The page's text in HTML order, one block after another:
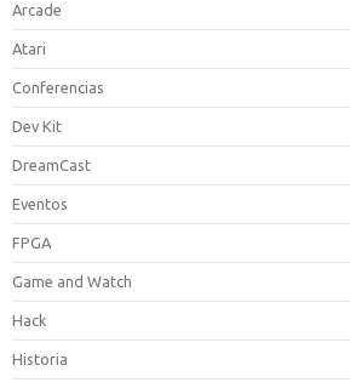
Arcade
Atari
Conferencias
Dev Kit
DreamCast
Eventos
FPGA
Game and Watch
Hack
Historia